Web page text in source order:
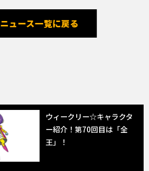
ニュース一覧に戻る
ウィークリー☆キャラクタ
ー紹介！第70回目は「全
王」！